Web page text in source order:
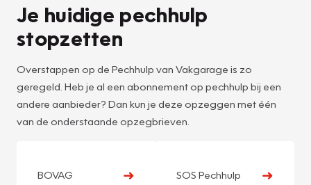
Je huidige pechhulp
stopzetten
Overstappen op de Pechhulp van Vakgarage is zo
geregeld. Heb je al een abonnement op pechhulp bij een
andere aanbieder? Dan kun je deze opzeggen met één
van de onderstaande opzegbrieven.
BOVAG ➜ SOS Pechhulp ➜